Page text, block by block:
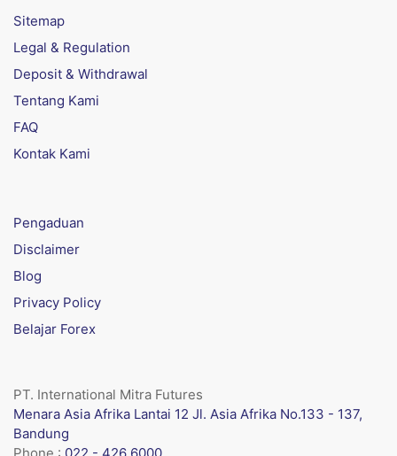
Sitemap
Legal & Regulation
Deposit & Withdrawal
Tentang Kami
FAQ
Kontak Kami
Pengaduan
Disclaimer
Blog
Privacy Policy
Belajar Forex
PT. International Mitra Futures
Menara Asia Afrika Lantai 12 Jl. Asia Afrika No.133 - 137,
Bandung